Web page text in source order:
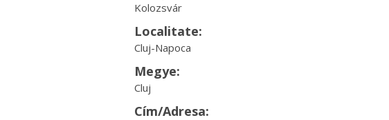
Kolozsvár
Localitate:
Cluj-Napoca
Megye:
Cluj
Cím/Adresa: